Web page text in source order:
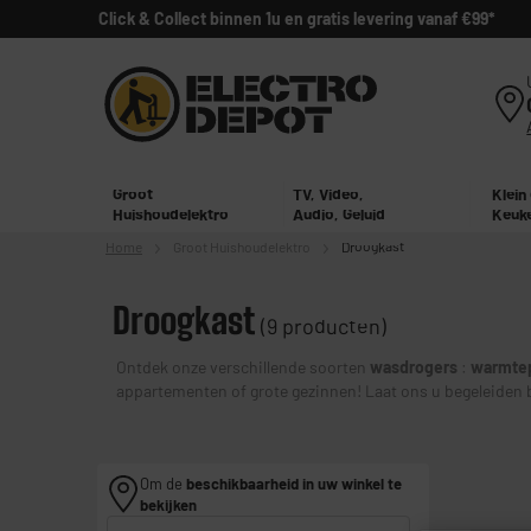
Click & Collect binnen 1u en gratis levering vanaf €99*
Groot
Huishoudelektro
TV, Video,
Audio, Geluid
Droogkast
Droogkast (9 producten)
Ontdek onze verschillende soorten wasdrogers :
appartementen of grote gezinnen! Laat ons u
Om de beschikbaarheid in uw winkel te
bekijken